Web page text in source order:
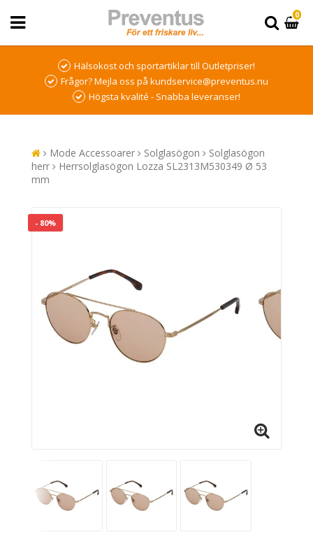
0
Hälsokost och sportartiklar till Outletpriser!
Frågor? Mejla oss på kundservice@preventus.nu
Högsta kvalité - Snabba leveranser!
Mode Accessoarer Solglasögon
Solglasögon
herr
Herrsolglasögon Lozza SL2313M530349 Ø 53
mm
- 80%